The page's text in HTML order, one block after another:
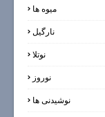
میوه ها
نارگيل
نوتلا
نوروز
نوشیدنی ها